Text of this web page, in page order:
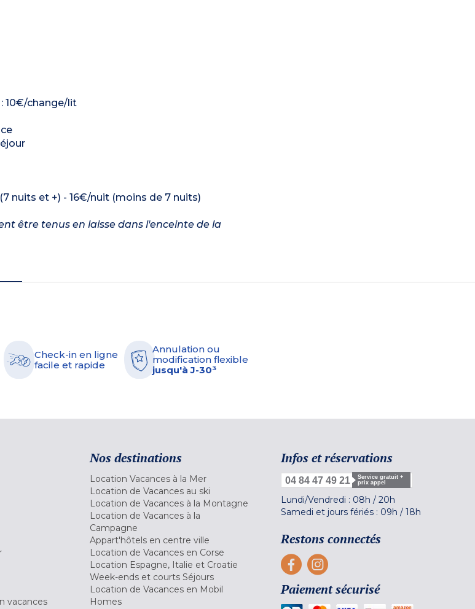
10€/change/lit
nuits et +) - 16€/nuit (moins de 7 nuits)
être tenus en laisse dans l'enceinte de la
Check-in en ligne
facile et rapide
Annulation ou
modification flexible
jusqu'à J-30³
vacances
Nos destinations
Location Vacances à la Mer
Location de Vacances au ski
Location de Vacances à la Montagne
Location de Vacances à la
Campagne
Appart'hôtels en centre ville
Location de Vacances en Corse
Location Espagne, Italie et Croatie
Week-ends et courts Séjours
Location de Vacances en Mobil
Homes
Infos et réservations
04 84 47 49 21
Service gratuit +
prix appel
Lundi/Vendredi : 08h / 20h
Samedi et jours fériés : 09h / 18h
Restons connectés
Paiement sécurisé